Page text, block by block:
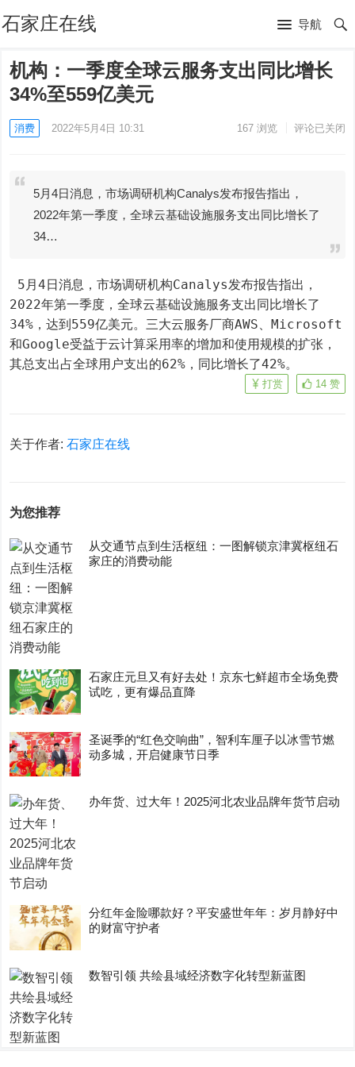
石家庄在线 导航
机构：一季度全球云服务支出同比增长
34%至559亿美元
消费 2022年5月4日 10:31 167浏览 评论已关闭
5月4日消息，市场调研机构Canalys发布报告指出，
2022年第一季度，全球云基础设施服务支出同比增长了
34…
2022年第一季度，全球云基础设施服务支出同比增长了
34%，达到559亿美元。三大云服务厂商AWS、Microsoft
和Google受益于云计算采用率的增加和使用规模的扩张，
其总支出占全球用户支出的62%，同比增长了42%。
14 赞
打赏
关于作者:石家庄在线
为您推荐
从交通节点到生活枢纽：一图解锁京津冀枢纽石
家庄的消费动能
石家庄元旦又有好去处！京东七鲜超市全场免费
试吃，更有爆品直降
圣诞季的“红色交响曲”，智利车厘子以冰雪节燃
动多城，开启健康节日季
办年货、过大年！2025河北农业品牌年货节启动
分红年金险哪款好？平安盛世年年：岁月静好中
的财富守护者
数智引领 共绘县域经济数字化转型新蓝图